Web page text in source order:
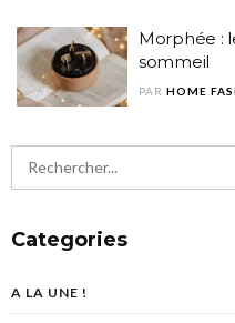
Morphée :
sommeil
PAR HOME
Categories
A LA UNE !